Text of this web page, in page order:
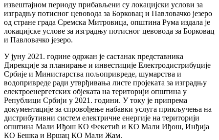
извештајном периоду прибављени су локацијски услови за
изградњу потисног цевовода за Борковац и Павловачко језеро
од стране града Сремска Митровица, општина Рума издала је
локацијске услове за изградњу потисног цевовода за Борковац
и Павловачко језеро.
У јуну 2021. године одржан је састанак представника
Дирекције за планирање и инвестиције Електродистрибуције
Србије и Министарства пољопривреде, шумарства и
водопривреде ради утврђивања листе пројеката за изградњу
електроенергетских објеката на територији општина у
Републици Србији у 2021. години. У току је припрема
документације за спровођење набавки услуга прикључења на
дистрибутивни систем електричне енергије на територији
општина Мали Иђош КО Фекетић и КО Мали Иђош, Инђија
КО Бешка и Вршац КО Мали Жам.